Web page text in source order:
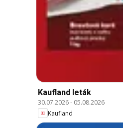
Kaufland leták
30.07.2026- 05.08.2026
Kaufland